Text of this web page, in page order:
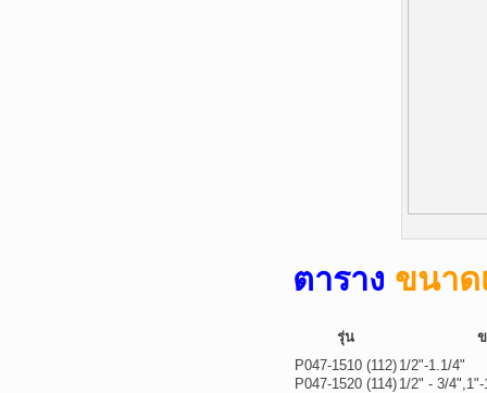
ตาราง ขนาด
รุ่น
P047-1510 (112) 1/2"-1.1/4"
P047-1520 (114) 1/2" - 3/